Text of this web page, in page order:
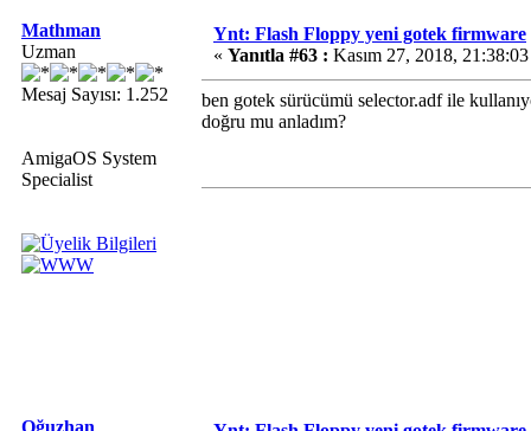
Mathman
Uzman
Mesaj Sayısı: 1.252
AmigaOS System
Specialist
Ynt: Flash Floppy yeni gotek firmware
« Yanıtla #63 : Kasım 27, 2018,
ben gotek sürücümü selector.adf ile
doğru mu anladım?
Oğuzhan